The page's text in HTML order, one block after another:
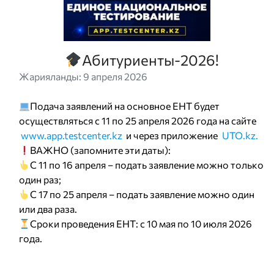
Абитуриенты-2026!
Жарияланды: 9 апреля 2026
Подача заявлений на основное ЕНТ будет
осуществляться с 11 по 25 апреля 2026 года на сайте
www.app.testcenter.kz и через приложение UTO.kz.
ВАЖНО (запомните эти даты):
С 11 по 16 апреля – подать заявление можно только
один раз;
С 17 по 25 апреля – подать заявление можно один
или два раза.
Сроки проведения ЕНТ: c 10 мая по 10 июля 2026
года.